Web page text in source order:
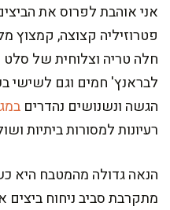
אני אוהבת לפרוס את
פטרוזיליה קצוצה, קמצוץ
חלה טריה וצלוחית של
לבראנץ' חמים וגם לשישי
הגשה ונשנושים נהדרים
רעיונות למסורות ביתיות
הנאה גדולה מהמטבח היא
מתקרבת סביב ניחוח ביצים